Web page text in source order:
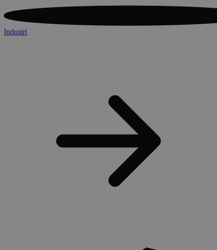
Industri